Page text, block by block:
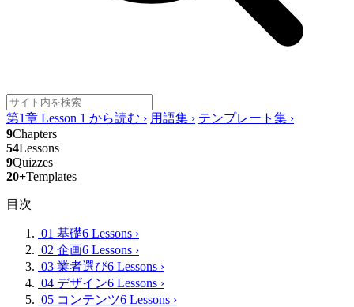
第1章 Lesson 1 から読む › 用語集 › テンプレート集 ›
9Chapters
54Lessons
9Quizzes
20+Templates
目次
01 基礎6 Lessons ›
02 企画6 Lessons ›
03 業者選び6 Lessons ›
04 デザイン6 Lessons ›
05 コンテンツ6 Lessons ›